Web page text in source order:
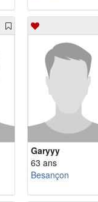
Garyyy
63 ans
Besançon